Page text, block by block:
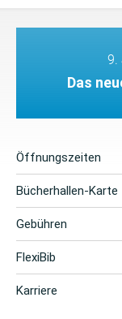
9.
Das
Öffnungszeiten
Bücherhallen-Karte
Gebühren
FlexiBib
Karriere